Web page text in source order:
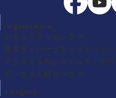
organization
セキュリティセンター
産業サイバーセキュリティセ
デジタル＆AIシステムズ・デ
デジタル人材センター
category